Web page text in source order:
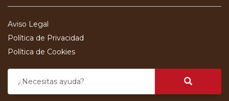
Aviso Legal
Política de Privacidad
Política de Cookies
¿Necesitas ayuda?